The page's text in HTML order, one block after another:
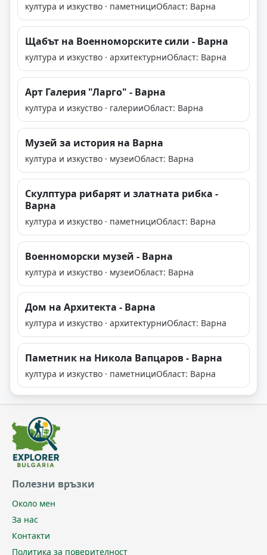
култура и изкуство · паметнициОбласт: Варна
Щабът на Военноморските сили - Варна
култура и изкуство · архитектурниОбласт: Варна
Арт Галерия "Ларго" - Варна
култура и изкуство · галерииОбласт: Варна
Музей за история на Варна
култура и изкуство · музеиОбласт: Варна
Скулптура рибарят и златната рибка -
Варна
култура и изкуство · паметнициОбласт: Варна
Военноморски музей - Варна
култура и изкуство · музеиОбласт: Варна
Дом на Архитекта - Варна
култура и изкуство · архитектурниОбласт: Варна
Паметник на Никола Вапцаров - Варна
култура и изкуство · паметнициОбласт: Варна
Полезни връзки
Около мен
За нас
Контакти
Политика за поверителност